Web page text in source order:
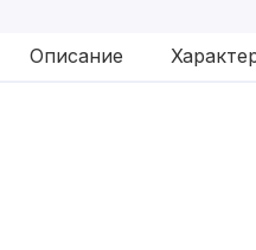
Описание